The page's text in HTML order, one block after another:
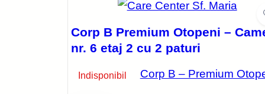
Corp B Premium Otopeni –
nr. 6 etaj 2 cu 2 paturi
Indisponibil Corp B – Premium